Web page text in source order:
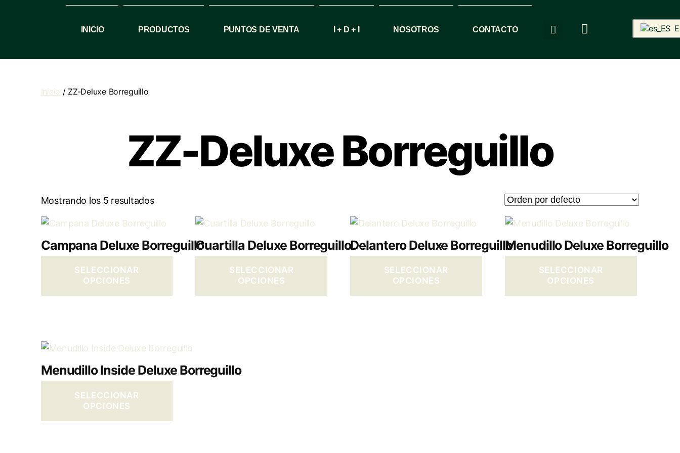
INICIO PRODUCTOS PUNTOS DE VENTA I + D + I NOSOTROS CONTACTO
Inicio / ZZ-Deluxe Borreguillo
ZZ-Deluxe Borreguillo
Mostrando los 5 resultados
Campana Deluxe Borreguillo
SELECCIONAR
OPCIONES
Cuartilla Deluxe Borreguillo
SELECCIONAR
OPCIONES
Delantero Deluxe Borreguillo
SELECCIONAR
OPCIONES
Menudillo Deluxe Borreguillo
SELECCIONAR
OPCIONES
Menudillo Inside Deluxe Borreguillo
SELECCIONAR
OPCIONES